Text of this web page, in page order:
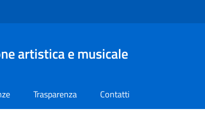
artistica e musicale
Trasparenza Contatti